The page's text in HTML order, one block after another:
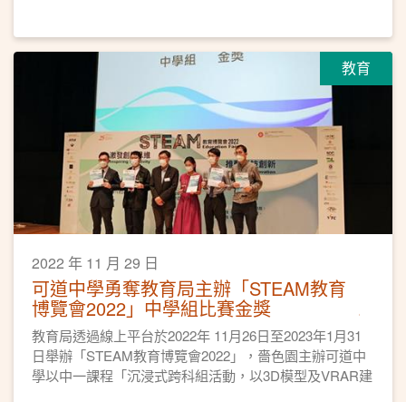
教育
2022 年 11 月 29 日
可道中學勇奪教育局主辦「STEAM教育
博覽會2022」中學組比賽金獎
教育局透過線上平台於2022年 11月26日至2023年1月31
日舉辦「STEAM教育博覽會2022」，嗇色園主辦可道中
學以中一課程「沉浸式跨科組活動，以3D模型及VRAR建